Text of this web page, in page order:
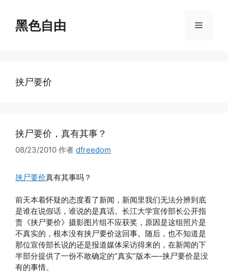
黑色自由 菜
挟尸要价
挟尸要价，真有其事？
08/23/2010 作者 dfreedom
挟尸要价真有其事吗？
前天本着怀疑的态度看了新闻，新闻里我们无法分辨到底
是谁在说假话，谁说的是真话。长江大学宣传部长公开指
责《挟尸要价》摄影图片组不应获奖，原因是这组照片是
不真实的，根本没有挟尸要价这回事。随后，也不知道是
那位宣传部长说的还是报道媒体采访得来的，在新闻的下
半部分提供了一份不敢确定的”真实”版本—-挟尸要价是没
有的事情。